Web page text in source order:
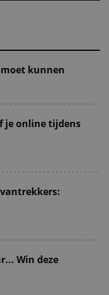
kunnen
je online tijdens
Win deze